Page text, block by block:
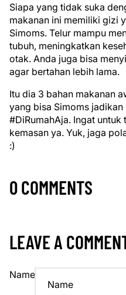
Siapa yang tidak suka
makanan ini memiliki gizi
Simoms. Telur mampu
tubuh, meningkatkan
otak. Anda juga bisa
agar bertahan lebih lama.
Itu dia 3 bahan makanan
yang bisa Simoms
#DiRumahAja. Ingat
kemasan ya. Yuk, jaga
:)
0 COMMENTS
LEAVE A
Name